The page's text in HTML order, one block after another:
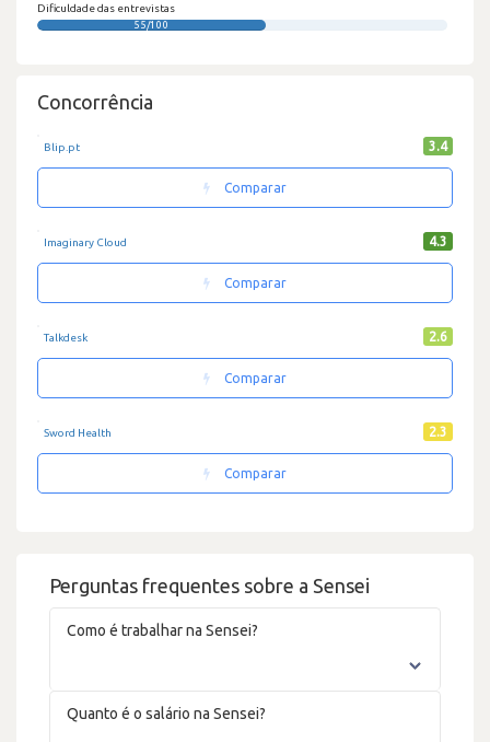
Perguntas frequentes sobre a Sensei
Como é trabalhar na Sensei?
Quanto é o salário na Sensei?
Dificuldade das entrevistas
55/100
Concorrência
Blip.pt 3.4
Comparar
Imaginary Cloud 4.3
Comparar
Talkdesk 2.6
Comparar
Sword Health 2.3
Comparar